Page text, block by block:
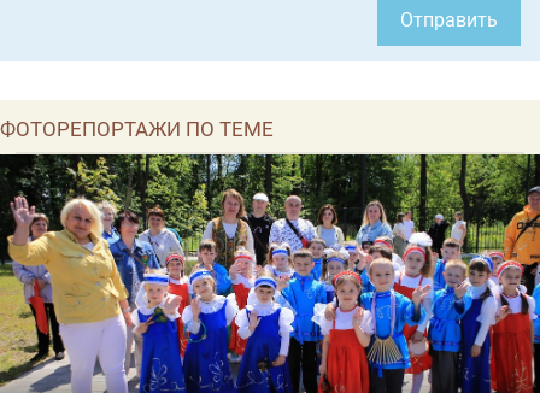
Отправить
ФОТОРЕПОРТАЖИ ПО ТЕМЕ